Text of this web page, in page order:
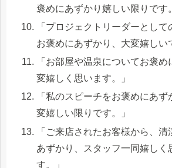
褒めにあずかり嬉しい限りです
「プロジェクトリーダーとして
お褒めにあずかり、大変嬉しい
「お部屋や温泉についてお褒
変嬉しく思います。」
「私のスピーチをお褒めにあ
変嬉しい限りです。」
「ご来店されたお客様から、清
あずかり、スタッフ一同嬉しく
す。」